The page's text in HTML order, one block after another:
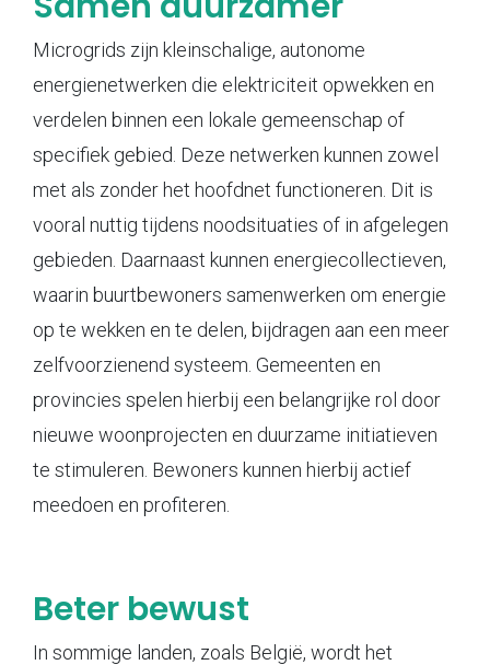
Microgrids zijn kleinschalige, autonome
energienetwerken die elektriciteit opwekken en
verdelen binnen een lokale gemeenschap of
specifiek gebied. Deze netwerken kunnen zowel
met als zonder het hoofdnet functioneren. Dit is
vooral nuttig tijdens noodsituaties of in afgelegen
gebieden. Daarnaast kunnen energiecollectieven,
waarin buurtbewoners samenwerken om energie
op te wekken en te delen, bijdragen aan een meer
zelfvoorzienend systeem. Gemeenten en
provincies spelen hierbij een belangrijke rol door
nieuwe woonprojecten en duurzame initiatieven
te stimuleren. Bewoners kunnen hierbij actief
meedoen en profiteren.
Beter bewust
In sommige landen, zoals België, wordt het